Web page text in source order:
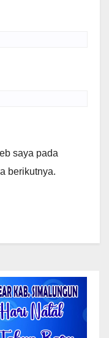
saya pada
berikutnya.